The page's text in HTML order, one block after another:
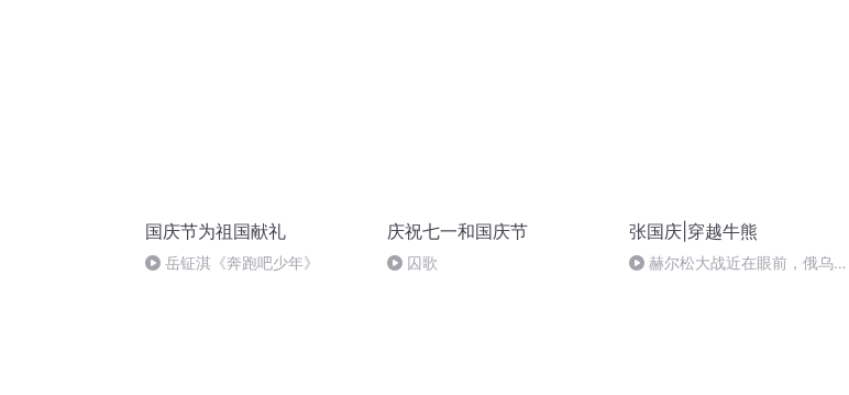
国庆节为祖国献礼
岳钲淇《奔跑吧少年》
庆祝七一和国庆节
囚歌
张国庆|穿越牛熊
赫尔松大战近在眼前，俄乌冲